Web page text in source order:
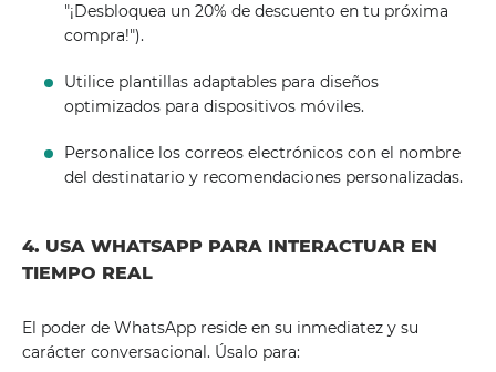
"¡Desbloquea un 20% de descuento en tu próxima
compra!").
Utilice plantillas adaptables para diseños
optimizados para dispositivos móviles.
Personalice los correos electrónicos con el nombre
del destinatario y recomendaciones personalizadas.
4. USA WHATSAPP PARA INTERACTUAR EN
TIEMPO REAL
El poder de WhatsApp reside en su inmediatez y su
carácter conversacional. Úsalo para: